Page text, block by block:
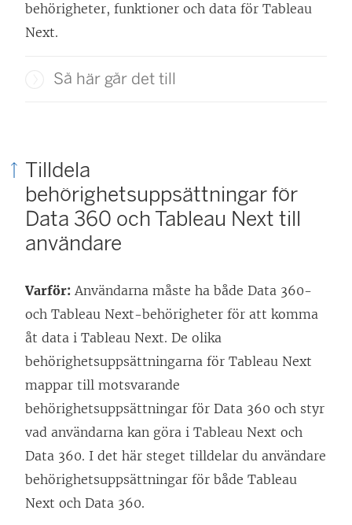
behörigheter, funktioner och data för Tableau
Next.
Så här går det till
Tilldela
behörighetsuppsättningar för
Data 360 och Tableau Next till
användare
Varför: Användarna måste ha både Data 360-
och Tableau Next-behörigheter för att komma
åt data i Tableau Next. De olika
behörighetsuppsättningarna för Tableau Next
mappar till motsvarande
behörighetsuppsättningar för Data 360 och styr
vad användarna kan göra i Tableau Next och
Data 360. I det här steget tilldelar du användare
behörighetsuppsättningar för både Tableau
Next och Data 360.